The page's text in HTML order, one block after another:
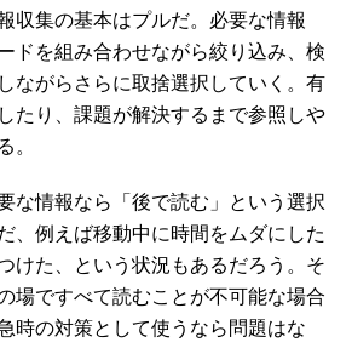
収集の基本はプルだ。必要な情報
ドを組み合わせながら絞り込み、検
ながらさらに取捨選択していく。有
たり、課題が解決するまで参照しや
。
な情報なら「後で読む」という選択
、例えば移動中に時間をムダにした
けた、という状況もあるだろう。そ
場ですべて読むことが不可能な場合
時の対策として使うなら問題はな